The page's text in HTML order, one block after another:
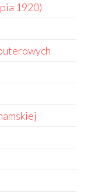
1920)